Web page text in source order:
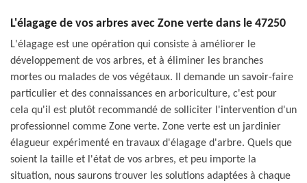
L'élagage de vos arbres avec Zone verte dans le 47250
L'élagage est une opération qui consiste à améliorer le
développement de vos arbres, et à éliminer les branches
mortes ou malades de vos végétaux. Il demande un savoir-faire
particulier et des connaissances en arboriculture, c'est pour
cela qu'il est plutôt recommandé de solliciter l'intervention d'un
professionnel comme Zone verte. Zone verte est un jardinier
élagueur expérimenté en travaux d'élagage d'arbre. Quels que
soient la taille et l'état de vos arbres, et peu importe la
situation, nous saurons trouver les solutions adaptées à chaque